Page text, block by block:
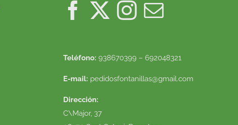
Teléfono: 938670399 – 692048321
E-mail: pedidosfontanillas@gmail.com
Dirección:
C\Major, 37